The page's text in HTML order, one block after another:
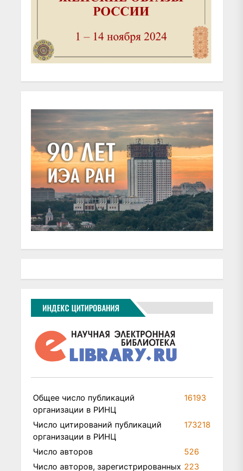
ИНДЕКС ЦИТИРОВАНИЯ
Общее число публикаций
организации в РИНЦ
16193
Число цитирований публикаций
организации в РИНЦ
173218
Число авторов
526
Число авторов, зарегистрированных 223